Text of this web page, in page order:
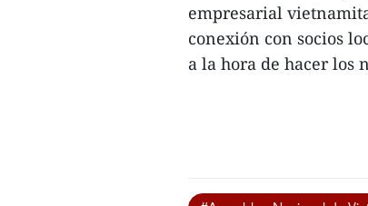
empresarial
conexión con socios
a la hora de hacer los